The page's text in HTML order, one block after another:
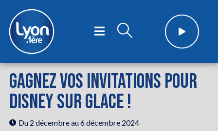
GAGNEZ VOS INVITATIONS POUR
DISNEY SUR GLACE !
Du 2 décembreau 6 décembre 2024